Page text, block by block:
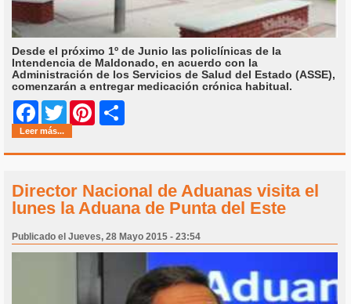
Desde el próximo 1º de Junio las policlínicas de la
Intendencia de Maldonado, en acuerdo con la
Administración de los Servicios de Salud del Estado (ASSE),
comenzarán a entregar medicación crónica habitual.
Facebook
Twitter Pinterest
Leer más...
Director Nacional de Aduanas visita el
lunes la Aduana de Punta del Este
Publicado el Jueves, 28 Mayo 2015 - 23:54